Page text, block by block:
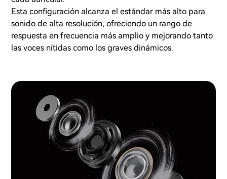
Esta configuración alcanza el estándar más alto para
sonido de alta resolución, ofreciendo un rango de
respuesta en frecuencia más amplio y mejorando tanto
las voces nítidas como los graves dinámicos.